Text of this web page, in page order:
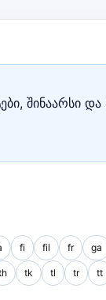
შინაარსი
fi fil fr ga
tk tl tr tt